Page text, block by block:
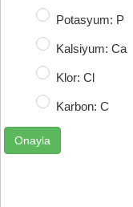
Potasyum: P
Kalsiyum: Ca
Klor: Cl
Karbon: C